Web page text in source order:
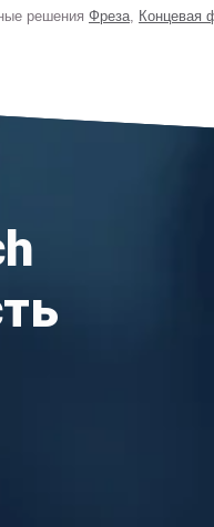
решения Фреза Концевая